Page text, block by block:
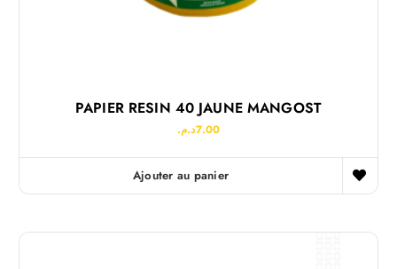
PAPIER RESIN 40 JAUNE MANGOST
7.00د.م.
Ajouter au panier